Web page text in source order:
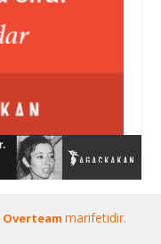
Overteam marifetidir.